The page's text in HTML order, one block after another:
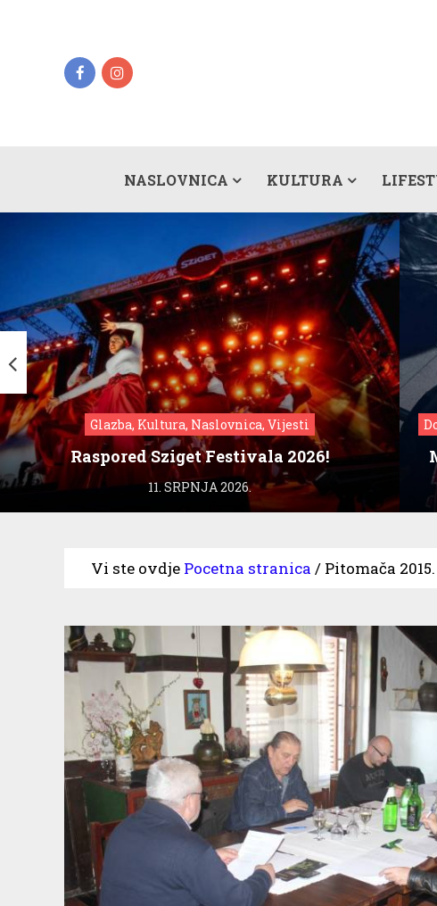
NASLOVNICA KULTURA
Glazba, Kultura, Naslovnica, Vijesti
Raspored Sziget Festivala 2026!
11. SRPNJA 2026.
Vi ste ovdje Pocetna stranica / Pitomača